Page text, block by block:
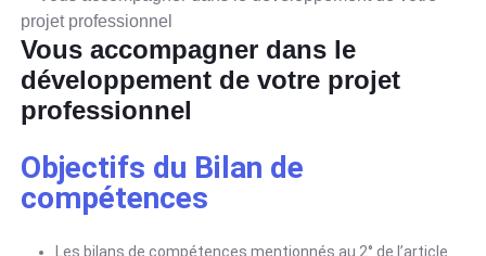
Vous accompagner dans le
développement de votre projet
professionnel
Objectifs du Bilan de
compétences
Les bilans de compétences mentionnés au 2° de l’article